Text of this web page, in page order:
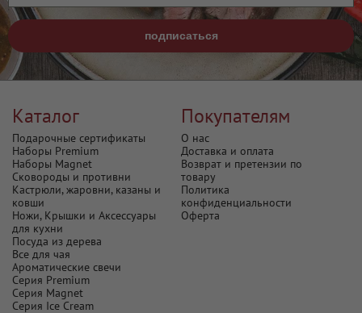
Каталог
Подарочные сертификаты
Наборы Premium
Наборы Magnet
Сковороды и противни
Кастрюли, жаровни, казаны и
ковши
Ножи, Крышки и Аксессуары
для кухни
Посуда из дерева
Все для чая
Ароматические свечи
Серия Premium
Серия Magnet
Серия Ice Cream
Покупателям
О нас
Доставка и оплата
Возврат и претензии по
товару
Политика
конфиденциальности
Оферта